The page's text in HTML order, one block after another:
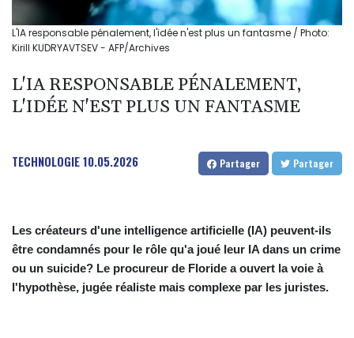
L'IA responsable pénalement, l'idée n'est plus un fantasme / Photo:
Kirill KUDRYAVTSEV - AFP/Archives
L'IA RESPONSABLE PÉNALEMENT,
L'IDÉE N'EST PLUS UN FANTASME
TECHNOLOGIE10.05.2026 Partager Partager
Les créateurs d'une intelligence artificielle (IA) peuvent-ils
être condamnés pour le rôle qu'a joué leur IA dans un crime
ou un suicide? Le procureur de Floride a ouvert la voie à
l'hypothèse, jugée réaliste mais complexe par les juristes.